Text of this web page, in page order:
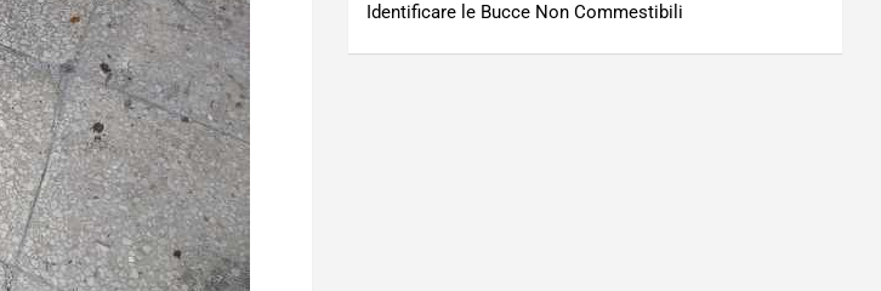
Identificare le Bucce Non Commestibili